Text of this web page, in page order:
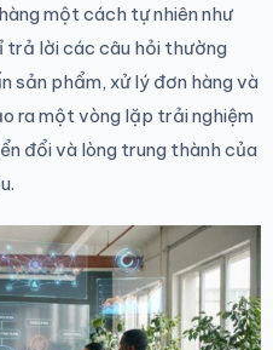
một cách tự nhiên như
lời các câu hỏi thường
sản phẩm, xử lý đơn hàng và
ra một vòng lặp trải nghiệm
đổi và lòng trung thành của